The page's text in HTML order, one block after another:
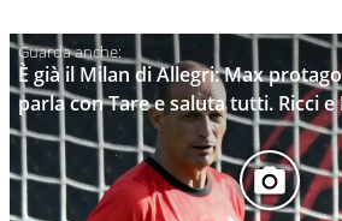
È già il Milan di Allegri: Max
parla con Tare e saluta tutti. Ricci